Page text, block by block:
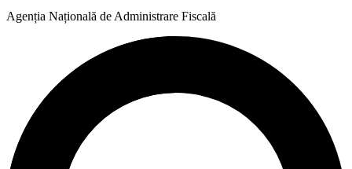
Agenția Națională de Administrare Fiscală